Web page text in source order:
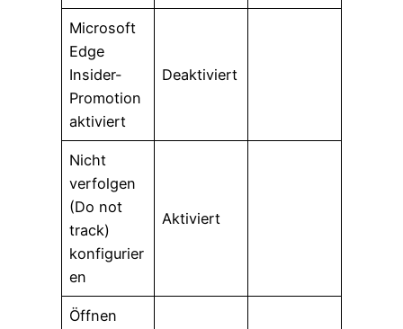
Microsoft
Edge
Insider-
Promotion
aktiviert
Deaktiviert
Nicht
verfolgen
(Do not
track)
konfigurier
en
Aktiviert
Öffnen